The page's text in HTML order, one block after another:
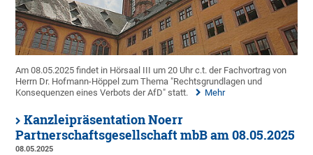
Am 08.05.2025 findet in Hörsaal III um 20 Uhr c.t. der Fachvortrag von
Herrn Dr. Hofmann-Höppel zum Thema "Rechtsgrundlagen und
Konsequenzen eines Verbots der AfD" statt.
Mehr
Kanzleipräsentation Noerr
Partnerschaftsgesellschaft mbB am 08.05.2025
08.05.2025